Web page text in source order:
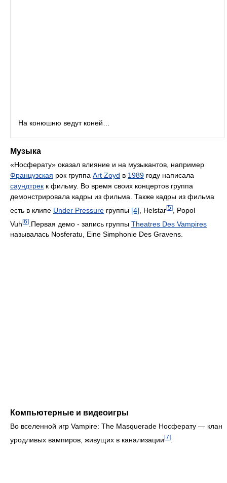
На конюшню ведут коней…
Музыка
«Носферату» оказал влияние и на музыкантов, например
Французская рок группа Art Zoyd в 1989 году написала
саундтрек к фильму. Во время своих концертов группа
демонстрировала кадры из фильма. Также кадры из фильма
есть в клипе Under Pressure группы [4] , Helstar[5]
, Popol
Vuh[6] .Первая демо - запись группы Theatres Des Vampires
называлась Nosferatu, Eine Simphonie Des Gravens.
Компьютерные и видеоигры
Во вселенной игр Vampire: The Masquerade Носферату — клан
уродливых вампиров, живущих в канализации [7]